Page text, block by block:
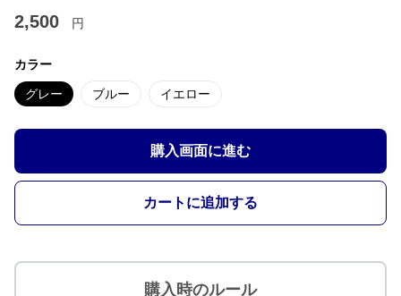
2,500 円
カラー
グレー ブルー イエロー
購入画面に進む
カートに追加する
購入時のルール